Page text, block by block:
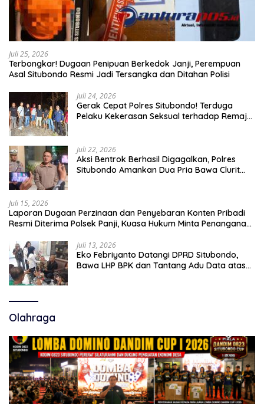
Juli 25, 2026
Terbongkar! Dugaan Penipuan Berkedok Janji, Perempuan
Asal Situbondo Resmi Jadi Tersangka dan Ditahan Polisi
Juli 24, 2026
Gerak Cepat Polres Situbondo! Terduga
Pelaku Kekerasan Seksual terhadap Remaja
Juli 22, 2026
Aksi Bentrok Berhasil Digagalkan, Polres
Situbondo Amankan Dua Pria Bawa Clurit
Juli 15, 2026
Laporan Dugaan Perzinaan dan Penyebaran Konten Pribadi
Resmi Diterima Polsek Panji, Kuasa Hukum Minta Penanganan
Juli 13, 2026
Eko Febriyanto Datangi DPRD Situbondo,
Bawa LHP BPK dan Tantang Adu Data atas
Olahraga